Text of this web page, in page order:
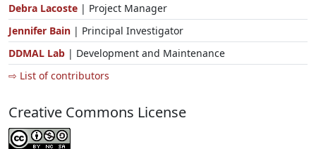
Debra Lacoste | Project Manager
Jennifer Bain | Principal Investigator
DDMAL Lab | Development and Maintenance
⇨ List of contributors
Creative Commons License